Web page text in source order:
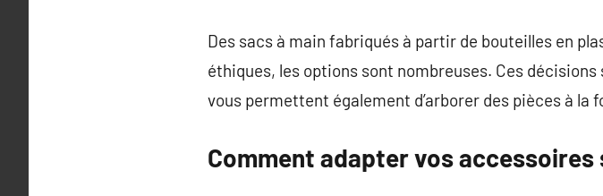
Des sacs à main fabriqués à partir de bouteilles en
éthiques, les options sont nombreuses. Ces
vous permettent également d’arborer des pièces à la
Comment adapter vos accessoires